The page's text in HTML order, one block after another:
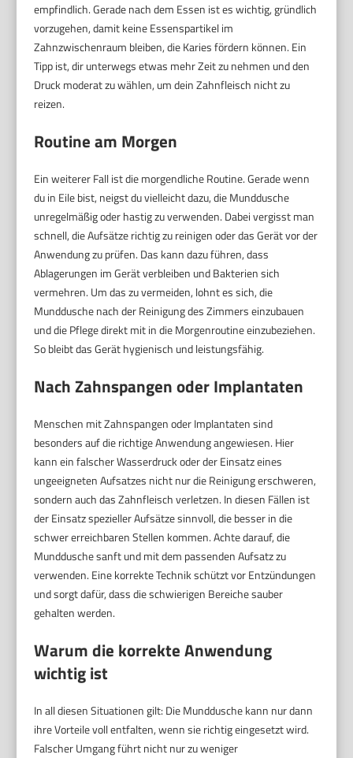
empfindlich. Gerade nach dem Essen ist es wichtig, gründlich
vorzugehen, damit keine Essenspartikel im
Zahnzwischenraum bleiben, die Karies fördern können. Ein
Tipp ist, dir unterwegs etwas mehr Zeit zu nehmen und den
Druck moderat zu wählen, um dein Zahnfleisch nicht zu
reizen.
Routine am Morgen
Ein weiterer Fall ist die morgendliche Routine. Gerade wenn
du in Eile bist, neigst du vielleicht dazu, die Munddusche
unregelmäßig oder hastig zu verwenden. Dabei vergisst man
schnell, die Aufsätze richtig zu reinigen oder das Gerät vor der
Anwendung zu prüfen. Das kann dazu führen, dass
Ablagerungen im Gerät verbleiben und Bakterien sich
vermehren. Um das zu vermeiden, lohnt es sich, die
Munddusche nach der Reinigung des Zimmers einzubauen
und die Pflege direkt mit in die Morgenroutine einzubeziehen.
So bleibt das Gerät hygienisch und leistungsfähig.
Nach Zahnspangen oder Implantaten
Menschen mit Zahnspangen oder Implantaten sind
besonders auf die richtige Anwendung angewiesen. Hier
kann ein falscher Wasserdruck oder der Einsatz eines
ungeeigneten Aufsatzes nicht nur die Reinigung erschweren,
sondern auch das Zahnfleisch verletzen. In diesen Fällen ist
der Einsatz spezieller Aufsätze sinnvoll, die besser in die
schwer erreichbaren Stellen kommen. Achte darauf, die
Munddusche sanft und mit dem passenden Aufsatz zu
verwenden. Eine korrekte Technik schützt vor Entzündungen
und sorgt dafür, dass die schwierigen Bereiche sauber
gehalten werden.
Warum die korrekte Anwendung
wichtig ist
In all diesen Situationen gilt: Die Munddusche kann nur dann
ihre Vorteile voll entfalten, wenn sie richtig eingesetzt wird.
Falscher Umgang führt nicht nur zu weniger